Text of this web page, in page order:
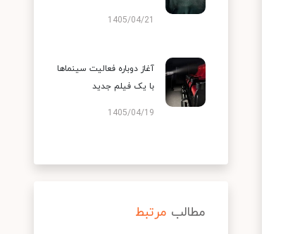
1405/04/21
آغاز دوباره فعالیت سینماها
با یک فیلم جدید
1405/04/19
مطالب مرتبط